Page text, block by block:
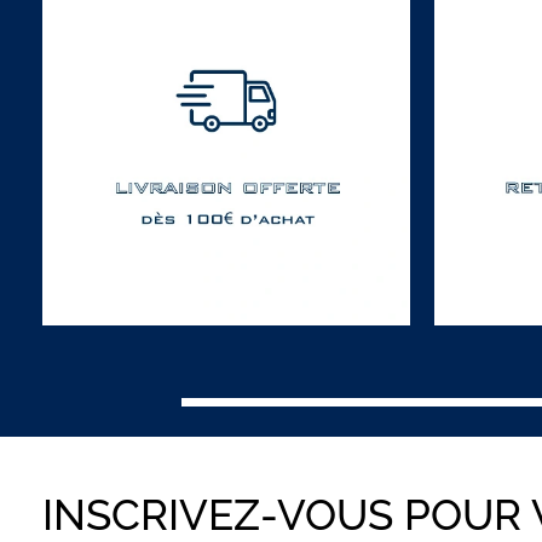
INSCRIVEZ-VOUS POUR